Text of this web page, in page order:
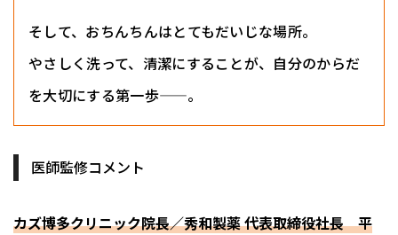
そして、おちんちんはとてもだいじな場所。
やさしく洗って、清潔にすることが、自分のからだ
を大切にする第一歩——。
医師監修コメント
カズ博多クリニック院長／秀和製薬 代表取締役社長 平